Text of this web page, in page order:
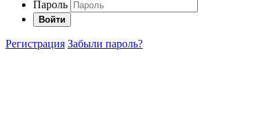
Пароль
Войти
Регистрация Забыли пароль?